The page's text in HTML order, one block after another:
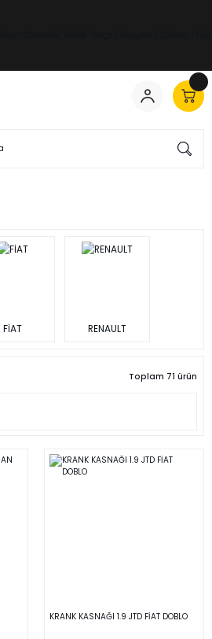
FİAT RENAULT
Toplam 71 ürün
KRANK KASNAĞI 1.9 JTD FİAT DOBLO